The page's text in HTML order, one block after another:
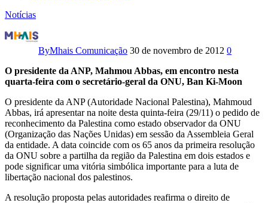
Notícias
Palestina
tenta
reconhecimento
histórico
65
anos
após
primeira
ByMhais Comunicação 30 de novembro de 2012 0
O presidente da ANP, Mahmou Abbas, em encontro nesta
quarta-feira com o secretário-geral da ONU, Ban Ki-Moon
O presidente da ANP (Autoridade Nacional Palestina), Mahmoud
Abbas, irá apresentar na noite desta quinta-feira (29/11) o pedido de
reconhecimento da Palestina como estado observador da ONU
(Organização das Nações Unidas) em sessão da Assembleia Geral
da entidade. A data coincide com os 65 anos da primeira resolução
da ONU sobre a partilha da região da Palestina em dois estados e
pode significar uma vitória simbólica importante para a luta de
libertação nacional dos palestinos.
A resolução proposta pelas autoridades reafirma o direito de